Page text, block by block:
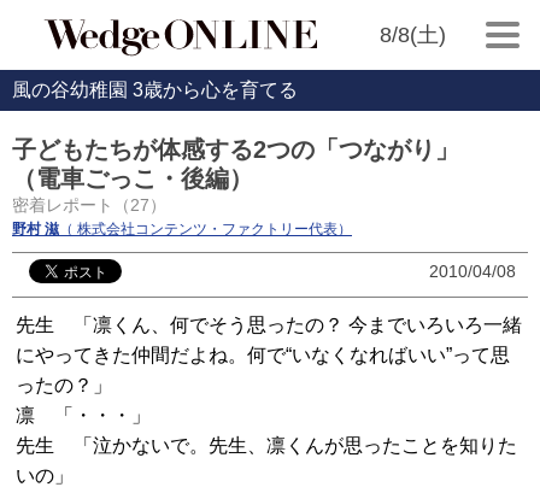
8/8(土)
風の谷幼稚園 3歳から心を育てる
子どもたちが体感する2つの「つながり」
（電車ごっこ・後編）
密着レポート（27）
野村 滋 （ 株式会社コンテンツ・ファクトリー代表）
2010/04/08
先生 「凛くん、何でそう思ったの？ 今までいろいろ一緒
にやってきた仲間だよね。何で“いなくなればいい”って思
ったの？」
凛 「・・・」
先生 「泣かないで。先生、凛くんが思ったことを知りた
いの」